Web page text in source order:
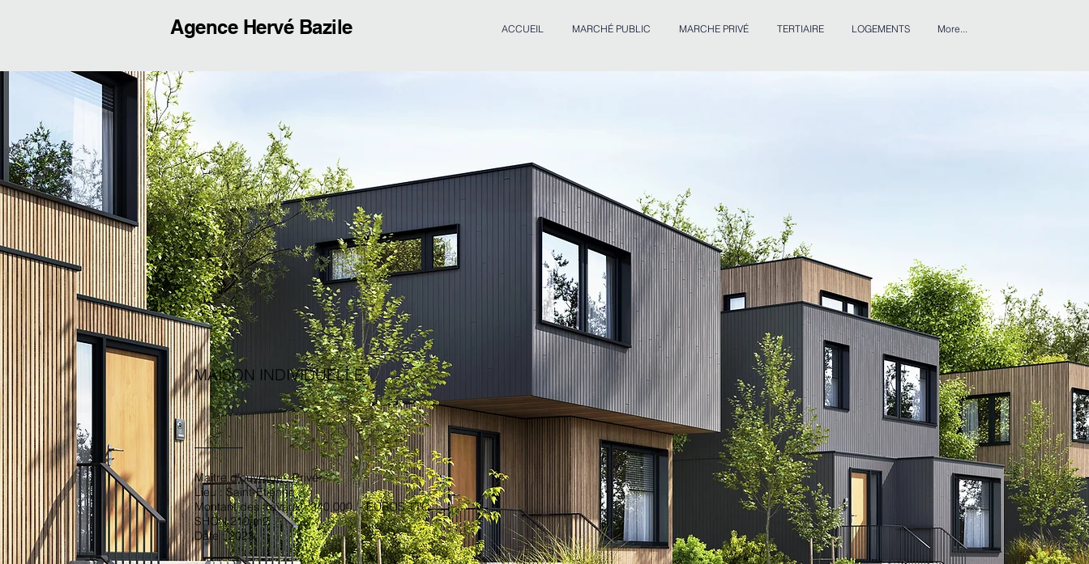
Agence Hervé Bazile ACCUEIL MARCHÉ PUBLIC MARCHE PRIVÉ TERTIAIRE LOGEMENTS More...
MAISON INDIVIDUELLE
Maitre d'ouvrage : Privé
Lieu : Saint-Étienne
Montant des travaux : 340.000, - EUROS TTC
SHON 210 m2
Date : 2023